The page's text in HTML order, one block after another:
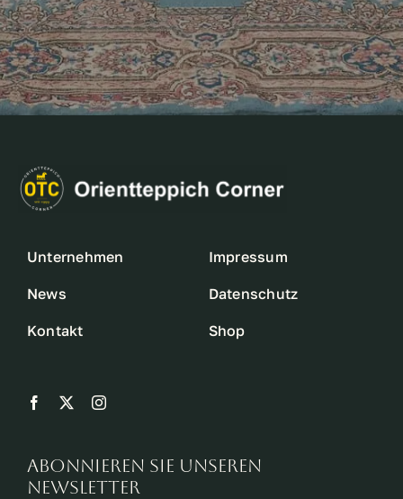
Unternehmen
News
Kontakt
Impressum
Datenschutz
Shop
Abonnieren Sie unseren
Newsletter